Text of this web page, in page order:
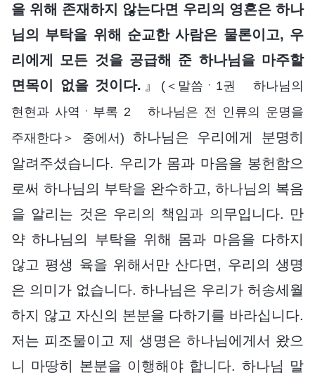
을 위해 존재하지 않는다면 우리의 영혼은 하나
님의 부탁을 위해 순교한 사람은 물론이고, 우
리에게 모든 것을 공급해 준 하나님을 마주할
면목이 없을 것이다. 』
(＜말씀ㆍ1권 하나님의
현현과 사역ㆍ부록 2 하나님은 전 인류의 운명을
주재한다＞ 중에서) 하나님은 우리에게 분명히
알려주셨습니다. 우리가 몸과 마음을 봉헌함으
로써 하나님의 부탁을 완수하고, 하나님의 복음
을 알리는 것은 우리의 책임과 의무입니다. 만
약 하나님의 부탁을 위해 몸과 마음을 다하지
않고 평생 육을 위해서만 산다면, 우리의 생명
은 의미가 없습니다. 하나님은 우리가 허송세월
하지 않고 자신의 본분을 다하기를 바라십니다.
저는 피조물이고 제 생명은 하나님에게서 왔으
니 마땅히 본분을 이행해야 합니다. 하나님 말